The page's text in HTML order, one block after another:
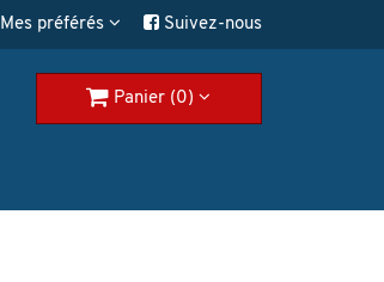
Mes préférés Suivez-nous
Panier (0)